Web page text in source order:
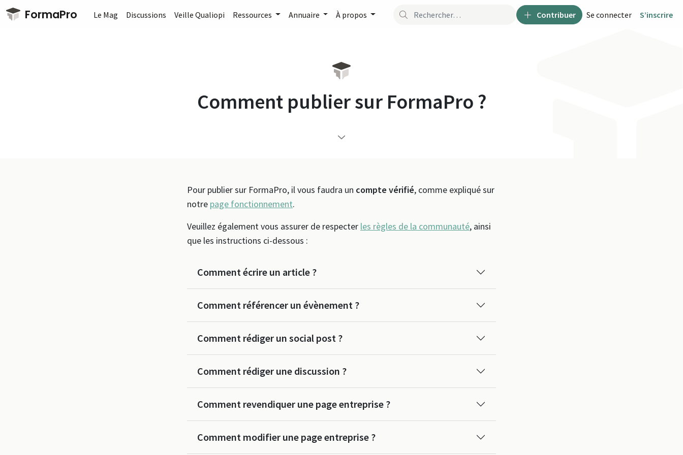
Passer au contenu principal
FormaPro Contribuer Se connecter S’inscrire
Le Mag Discussions Veille Qualiopi Ressources Annuaire À propos
Comment publier sur FormaPro ?
Pour publier sur FormaPro, il vous faudra un compte vérifié, comme expliqué sur
notre page fonctionnement.
Veuillez également vous assurer de respecter les règles de la communauté, ainsi
que les instructions ci-dessous :
Comment écrire un article ?
Comment référencer un évènement ?
Comment rédiger un social post ?
Comment rédiger une discussion ?
Comment revendiquer une page entreprise ?
Comment modifier une page entreprise ?